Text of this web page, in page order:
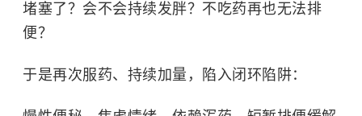
堵塞了？会不会持续发胖？不吃药再也无法排
便？
于是再次服药、持续加量，陷入闭环陷阱：